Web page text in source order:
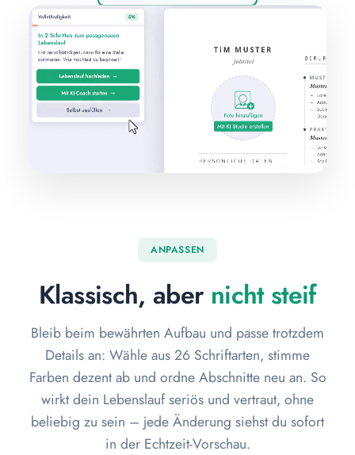
ANPASSEN
Klassisch, aber nicht steif
Bleib beim bewährten Aufbau und passe trotzdem
Details an: Wähle aus 26 Schriftarten, stimme
Farben dezent ab und ordne Abschnitte neu an. So
wirkt dein Lebenslauf seriös und vertraut, ohne
beliebig zu sein – jede Änderung siehst du sofort
in der Echtzeit-Vorschau.